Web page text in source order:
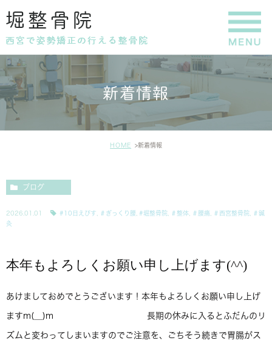
新着情報
HOME 新着情報
ブログ
2026.01.01 #10日えびす ＃ぎっくり腰 #堀整骨院 ＃整体 ＃腰痛 ＃西宮整骨院
＃鍼
灸
本年もよろしくお願い申し上げます(^^)
あけましておめでとうございます！本年もよろしくお願い申し上げ
ますm(__)m 長期の休みに入るとふだんのリ
ズムと変わってしまいますのでご注意を、ごちそう続きで胃腸がス